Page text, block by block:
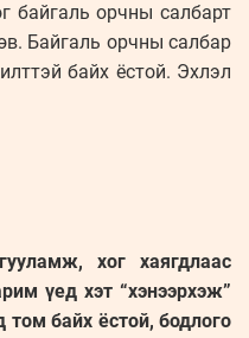
байгаль орчны салбарт
Байгаль орчны салбар
байх ёстой. Эхлэл
хог хаягдлаас
үед хэт “хэнээрхэж”
байх ёстой, бодлого